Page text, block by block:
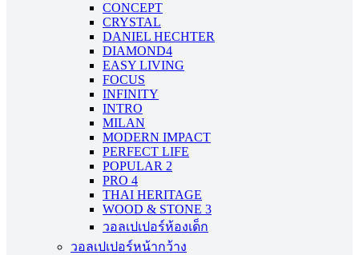
CONCEPT
CRYSTAL
DANIEL HECHTER
DIAMOND4
EASY LIVING
FOCUS
INFINITY
INTRO
MILAN
MODERN IMPACT
PERFECT LIFE
POPULAR 2
PRO 4
THAI HERITAGE
WOOD & STONE 3
วอลเปเปอร์ห้องเด็ก
วอลเปเปอร์หน้ากว้าง